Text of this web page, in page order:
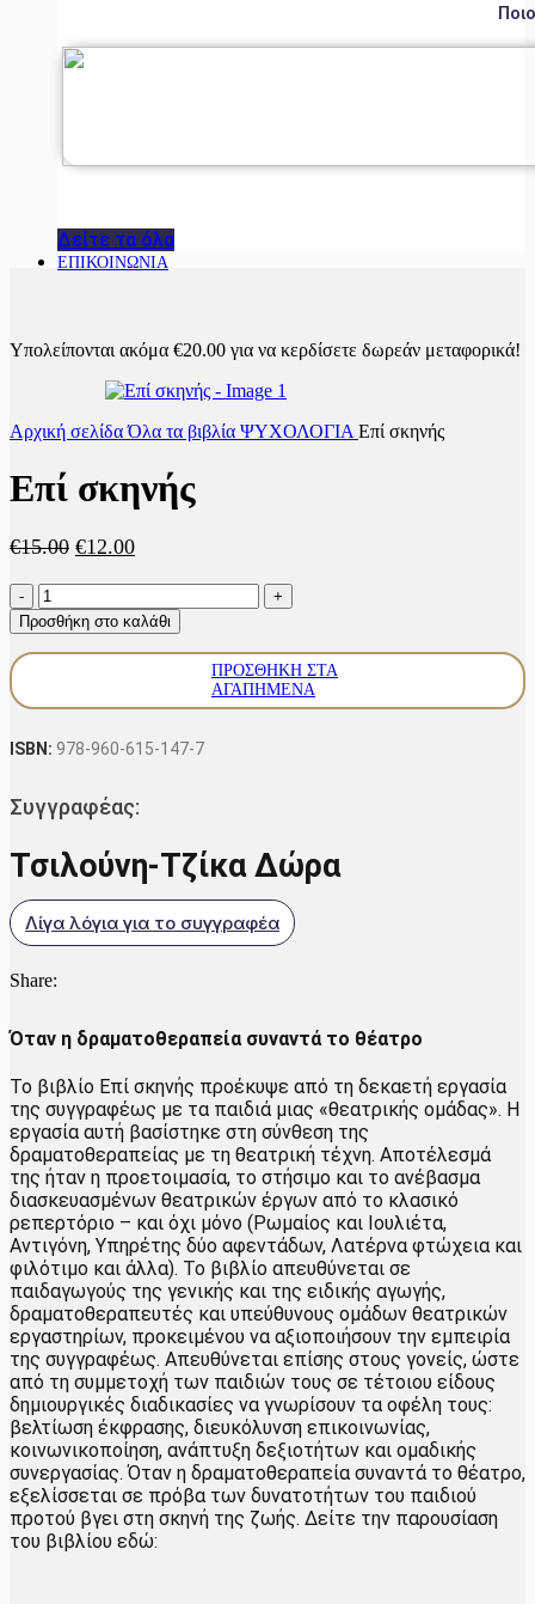
Δείτε τα όλα
ΕΠΙΚΟΙΝΩΝΙΑ
Υπολείπονται ακόμα €20.00 για να κερδίσετε δωρεάν μεταφορικά!
Αρχική σελίδαΌλα τα βιβλία ΨΥΧΟΛΟΓΙΑ Επί σκηνής
Επί σκηνής
€15.00 Original
€15.00.
€12.00Η
είναι:
€12.00.
Επί
σκηνής
ποσότητα
Προσθήκη στο καλάθι
ΠΡΟΣΘΉΚΗ ΣΤΑ
ΑΓΑΠΗΜΈΝΑ
ISBN: 978-960-615-147-7
Συγγραφέας:
Τσιλούνη-Τζίκα Δώρα
Λίγα λόγια για το συγγραφέα
Share:
Όταν η δραματοθεραπεία συναντά το θέατρο
Το βιβλίο Επί σκηνής προέκυψε από τη δεκαετή εργασία
της συγγραφέως με τα παιδιά μιας «θεατρικής ομάδας». Η
εργασία αυτή βασίστηκε στη σύνθεση της
δραματοθεραπείας με τη θεατρική τέχνη. Αποτέλεσμά
της ήταν η προετοιμασία, το στήσιμο και το ανέβασμα
διασκευασμένων θεατρικών έργων από το κλασικό
ρεπερτόριο – και όχι μόνο (Ρωμαίος και Ιουλιέτα,
Αντιγόνη, Υπηρέτης δύο αφεντάδων, Λατέρνα φτώχεια και
φιλότιμο και άλλα). Το βιβλίο απευθύνεται σε
παιδαγωγούς της γενικής και της ειδικής αγωγής,
δραματοθεραπευτές και υπεύθυνους ομάδων θεατρικών
εργαστηρίων, προκειμένου να αξιοποιήσουν την εμπειρία
της συγγραφέως. Απευθύνεται επίσης στους γονείς, ώστε
από τη συμμετοχή των παιδιών τους σε τέτοιου είδους
δημιουργικές διαδικασίες να γνωρίσουν τα οφέλη τους:
βελτίωση έκφρασης, διευκόλυνση επικοινωνίας,
κοινωνικοποίηση, ανάπτυξη δεξιοτήτων και ομαδικής
συνεργασίας. Όταν η δραματοθεραπεία συναντά το θέατρο,
εξελίσσεται σε πρόβα των δυνατοτήτων του παιδιού
προτού βγει στη σκηνή της ζωής. Δείτε την παρουσίαση
του βιβλίου εδώ: